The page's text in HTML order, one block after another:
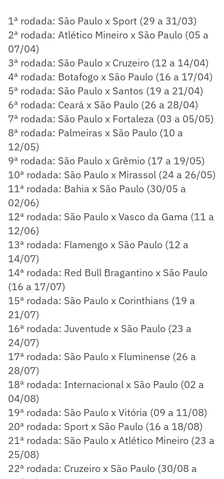
1ª rodada: São Paulo x Sport (29 a 31/03)
2ª rodada: Atlético Mineiro x São Paulo (05 a
07/04)
3ª rodada: São Paulo x Cruzeiro (12 a 14/04)
4ª rodada: Botafogo x São Paulo (16 a 17/04)
5ª rodada: São Paulo x Santos (19 a 21/04)
6ª rodada: Ceará x São Paulo (26 a 28/04)
7ª rodada: São Paulo x Fortaleza (03 a 05/05)
8ª rodada: Palmeiras x São Paulo (10 a
12/05)
9ª rodada: São Paulo x Grêmio (17 a 19/05)
10ª rodada: São Paulo x Mirassol (24 a 26/05)
11ª rodada: Bahia x São Paulo (30/05 a
02/06)
12ª rodada: São Paulo x Vasco da Gama (11 a
12/06)
13ª rodada: Flamengo x São Paulo (12 a
14/07)
14ª rodada: Red Bull Bragantino x São Paulo
(16 a 17/07)
15ª rodada: São Paulo x Corinthians (19 a
21/07)
16ª rodada: Juventude x São Paulo (23 a
24/07)
17ª rodada: São Paulo x Fluminense (26 a
28/07)
18ª rodada: Internacional x São Paulo (02 a
04/08)
19ª rodada: São Paulo x Vitória (09 a 11/08)
20ª rodada: Sport x São Paulo (16 a 18/08)
21ª rodada: São Paulo x Atlético Mineiro (23 a
25/08)
22ª rodada: Cruzeiro x São Paulo (30/08 a